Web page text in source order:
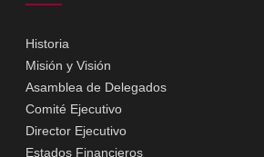
Historia
Misión y Visión
Asamblea de Delegados
Comité Ejecutivo
Director Ejecutivo
Estados Financieros